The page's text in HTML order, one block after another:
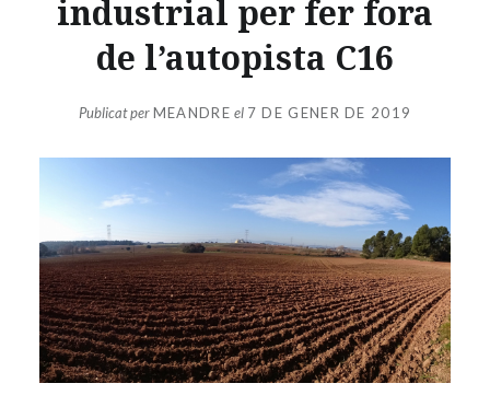
industrial per fer fora
de l’autopista C16
Publicat perMEANDRE el 7 DE GENER DE 2019